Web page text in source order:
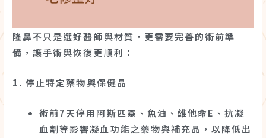
隆鼻不只是選好醫師與材質，更需要完善的術前準
備 ，讓手術與恢復更順利：
1. 停止特定藥物與保健品
術前7天停用阿斯匹靈、魚油、維他命E、抗凝
血劑等影響凝血功能之藥物與補充品，以降低出